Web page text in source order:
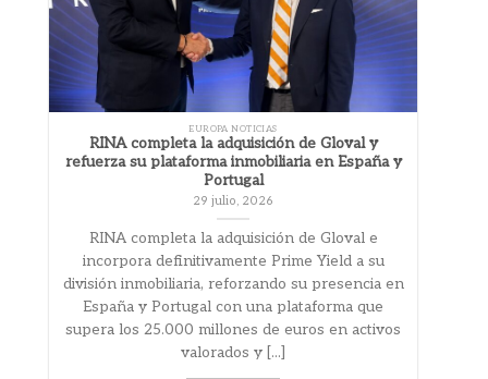
EUROPA NOTICIAS
RINA completa la adquisición de Gloval y
refuerza su plataforma inmobiliaria en España y
Portugal
29 julio, 2026
RINA completa la adquisición de Gloval e
incorpora definitivamente Prime Yield a su
división inmobiliaria, reforzando su presencia en
España y Portugal con una plataforma que
supera los 25.000 millones de euros en activos
valorados y [...]